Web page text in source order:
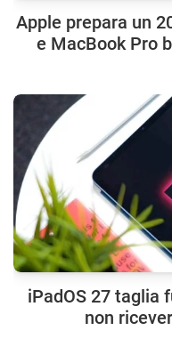
Apple prepara un
e MacBook Pro
iPadOS 27 taglia
non